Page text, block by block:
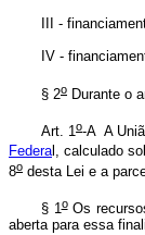
III -
IV -
§ 2o Durante o
Art. 1o-A A
Federal, calculado
8o desta Lei e a
§ 1oOs
aberta para essa